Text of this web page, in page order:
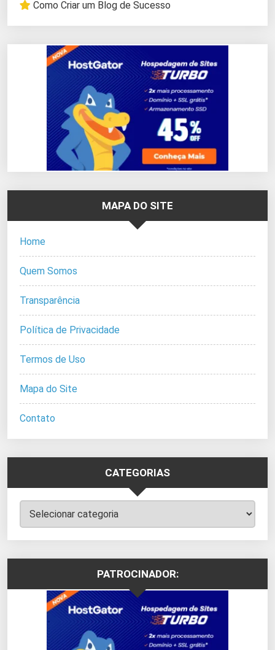
Como Criar um Blog de Sucesso
MAPA DO SITE
Home
Quem Somos
Transparência
Política de Privacidade
Termos de Uso
Mapa do Site
Contato
CATEGORIAS
Categorias
PATROCINADOR: